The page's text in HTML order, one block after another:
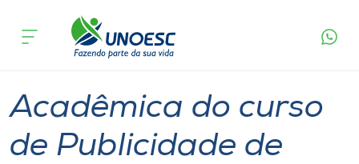
Cursos
Pesquisa
acontece
Acadêmica do curso
de Publicidade de